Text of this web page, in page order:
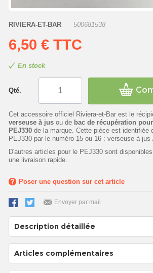
RIVIERA-ET-BAR 500681538
6,50 € TTC
En stock
Qté.
Cet accessoire officiel Riviera-et-Bar est le
verseuse à jusou de bac de récupération
PEJ330de la marque. Cette pièce est identifiée
PEJ330 par le numéro 15 ou 16 : verseuse à jus
D'autres articles pour le PEJ330 sont
une livraison rapide.
Poser une question sur cet article
Envoyer par mail
Description détaillée
Articles complémentaires